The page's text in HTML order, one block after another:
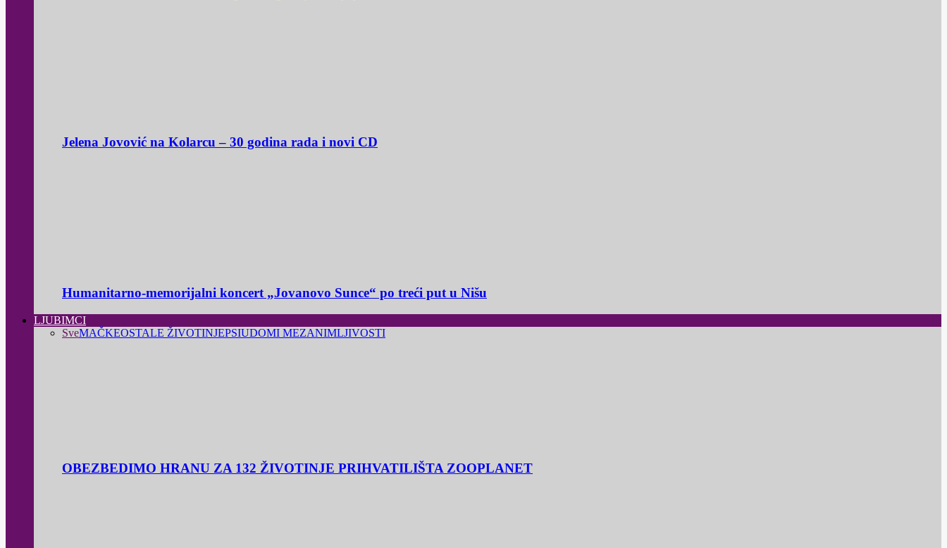
Jelena Jovović na Kolarcu – 30 godina rada i novi CD
Humanitarno-memorijalni koncert „Jovanovo Sunce“ po treći put u Nišu
LJUBIMCI
SveMAČKEOSTALE ŽIVOTINJEPSIUDOMI MEZANIMLJIVOSTI
OBEZBEDIMO HRANU ZA 132 ŽIVOTINJE PRIHVATILIŠTA ZOOPLANET